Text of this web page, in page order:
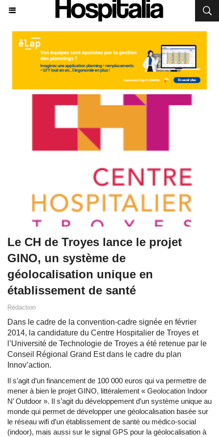
Le CH de Troyes lance le projet
GINO, un système de
géolocalisation unique en
établissement de santé
Rédaction
Dans le cadre de la convention-cadre signée en février
2014, la candidature du Centre Hospitalier de Troyes et
l’Université de Technologie de Troyes a été retenue par le
Conseil Régional Grand Est dans le cadre du plan
Innov’action.
Il s’agit d’un financement de 100 000 euros qui va permettre de
mener à bien le projet GINO, littéralement « Geolocation Indoor
N’ Outdoor ». Il s’agit du développement d’un système unique au
monde qui permet de développer une géolocalisation basée sur
le réseau wifi d’un établissement de santé ou médico-social
(indoor), mais aussi sur le signal GPS pour la géolocalisation à